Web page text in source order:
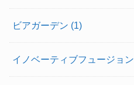
ビアガーデン (1)
イノベーティブフュージョン